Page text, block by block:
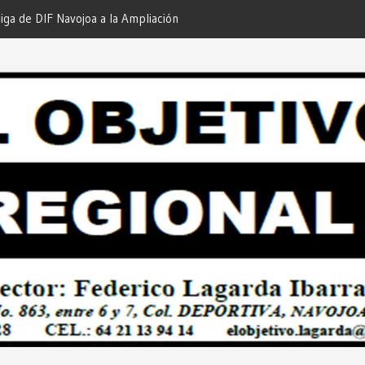
de DIF Navojoa a la Ampliación
de Servicios… Desde: Redacción
Nuestras Familias!…